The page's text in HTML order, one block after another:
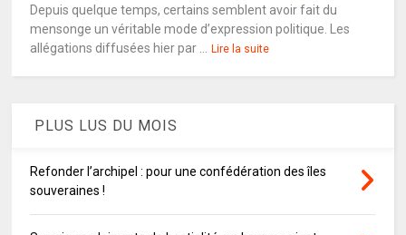
Depuis quelque temps, certains semblent avoir fait du
mensonge un véritable mode d’expression politique. Les
allégations diffusées hier par ...
Lire la suite
PLUS LUS DU MOIS
Refonder l’archipel : pour une confédération des îles
souveraines !